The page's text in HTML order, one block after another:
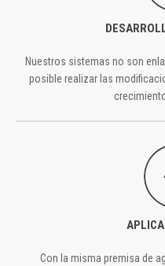
Nuestros sistemas no son
posible realizar las
Con la misma premisa de